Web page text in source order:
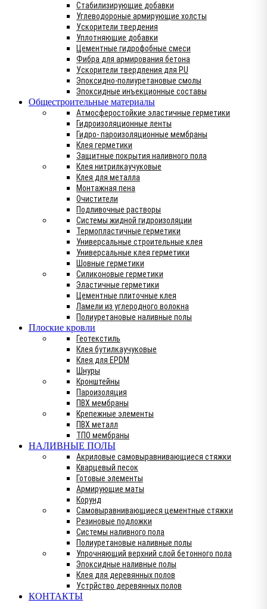
Стабилизирующие добавки
Углеводороные армирующие холсты
Ускорители твердения
Уплотняющие добавки
Цементные гидрофобные смеси
Фибра для армирования бетона
Ускорители твердления для PU
Эпоксидно-полиуретановые смолы
Эпоксидные инъекционные составы
Общестроительные материалы
Атмосферостойкие эластичные герметики
Гидроизоляционные ленты
Гидро- пароизоляционные мембраны
Клея герметики
Защитные покрытия наливного пола
Клея нитрилкаучуковые
Клея для металла
Монтажная пена
Очистители
Подливочные растворы
Системы жидной гидроизоляции
Термопластичные герметики
Универсальные строительные клея
Универсальные клея герметики
Шовные герметики
Силиконовые герметики
Эластичные герметики
Цементные плиточные клея
Ламели из углеродного волокна
Полиуретановые наливные полы
Плоские кровли
Геотекстиль
Клея бутилкаучуковые
Клея для EPDM
Шнуры
Кронштейны
Пароизоляция
ПВХ мембраны
Крепежные элементы
ПВХ металл
ТПО мембраны
НАЛИВНЫЕ ПОЛЫ
Акриловые самовыравнивающиеся стяжки
Кварцевый песок
Готовые элементы
Армирующие маты
Корунд
Самовыравнивающиеся цементные стяжки
Резиновые подложки
Системы наливного пола
Полиуретановые наливные полы
Упрочняющий верхний слой бетонного пола
Эпоксидные наливные полы
Клея для деревянных полов
Устрйство деревянных полов
КОНТАКТЫ